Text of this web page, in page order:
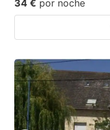
34 € por noche